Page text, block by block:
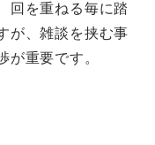
回を重ねる毎に踏
が、雑談を挟む事
が重要です。